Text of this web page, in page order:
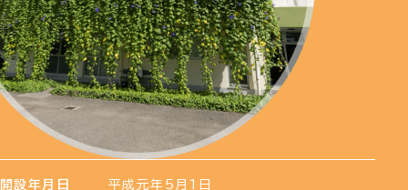
開設年月日 平成元年5月1日